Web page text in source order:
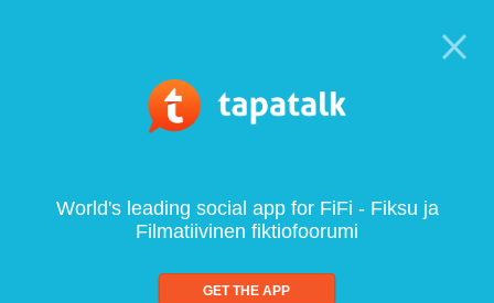
World's leading social app for FiFi - Fiksu ja
Filmatiivinen fiktiofoorumi
GET THE APP